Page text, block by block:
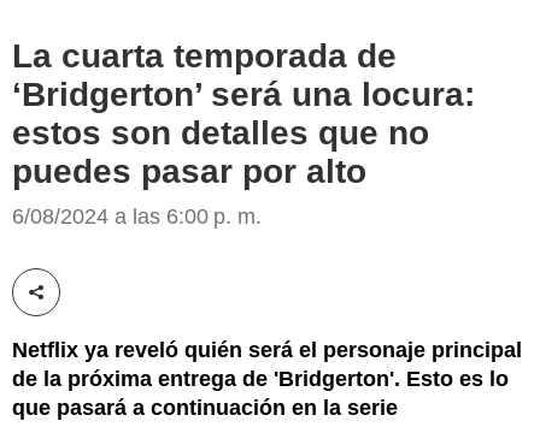
La cuarta temporada de
‘Bridgerton’ será una locura:
estos son detalles que no
puedes pasar por alto
6/08/2024 a las 6:00 p. m.
Compartir esta noticia
Netflix ya reveló quién será el personaje principal
de la próxima entrega de 'Bridgerton'. Esto es lo
que pasará a continuación en la serie
Netflix